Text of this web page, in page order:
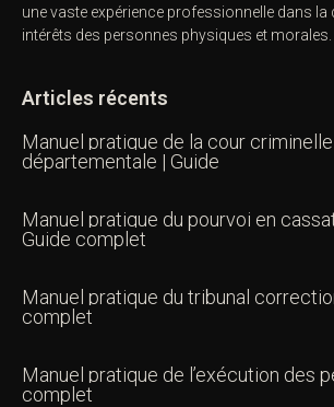
une vaste expérience professionnelle dans la
intérêts des personnes physiques et morales.
Articles récents
Manuel pratique de la cour criminelle
départementale | Guide
Manuel pratique du pourvoi en
Guide complet
Manuel pratique du tribunal
complet
Manuel pratique de l’exécution des
complet